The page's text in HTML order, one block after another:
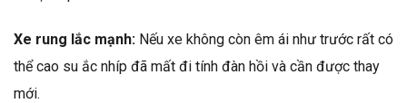
Xe rung lắc mạnh: Nếu xe không còn êm ái như trước rất có
thể cao su ắc nhíp đã mất đi tính đàn hồi và cần được thay
mới.